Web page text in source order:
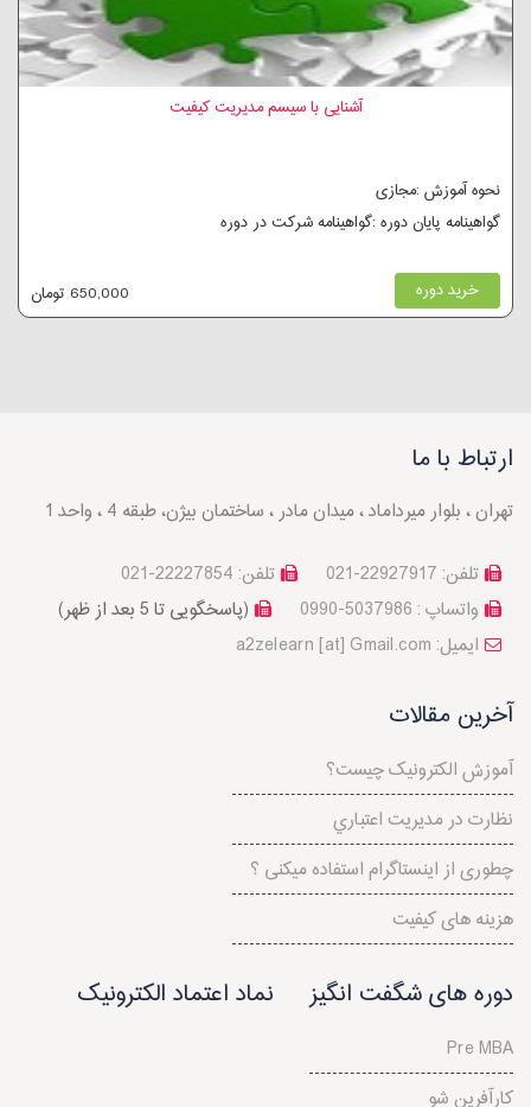
آشنایی با سیسم مدیریت کیفیت
نحوه آموزش :مجازی
گواهینامه پایان دوره :گواهینامه شرکت در دوره
خرید دوره 650,000 تومان
ارتباط با ما
تهران ، بلوار میرداماد ، میدان مادر ، ساختمان بیژن، طبقه 4 ، واحد 1
تلفن: 22227854-021
تلفن: 22927917-021
(پاسخگویی تا 5 بعد از ظهر)
واتساپ : 5037986-0990
a2zelearn [at] Gmail.com :ایمیل
آخرین مقالات
آموزش الکترونیک چیست؟
نظارت در مديريت اعتباري
چطوری از اینستاگرام استفاده میکنی ؟
هزینه های کیفیت
دوره های شگفت انگیز
Pre MBA
کارآفرین شو
نماد اعتماد الکترونیک